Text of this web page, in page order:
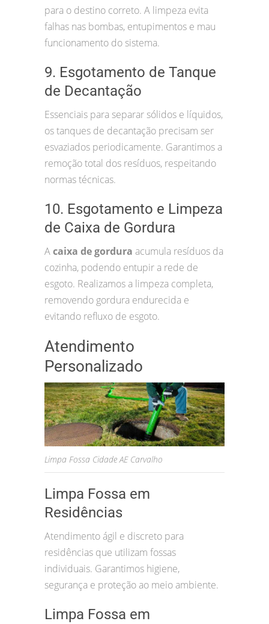
para o destino correto. A limpeza evita
falhas nas bombas, entupimentos e mau
funcionamento do sistema.
9. Esgotamento de Tanque
de Decantação
Essenciais para separar sólidos e líquidos,
os tanques de decantação precisam ser
esvaziados periodicamente. Garantimos a
remoção total dos resíduos, respeitando
normas técnicas.
10. Esgotamento e Limpeza
de Caixa de Gordura
Acaixa de gordura acumula resíduos da
cozinha, podendo entupir a rede de
esgoto. Realizamos a limpeza completa,
removendo gordura endurecida e
evitando refluxo de esgoto.
Atendimento
Personalizado
Limpa Fossa Cidade AE Carvalho
Limpa Fossa em
Residências
Atendimento ágil e discreto para
residências que utilizam fossas
individuais. Garantimos higiene,
segurança e proteção ao meio ambiente.
Limpa Fossa em